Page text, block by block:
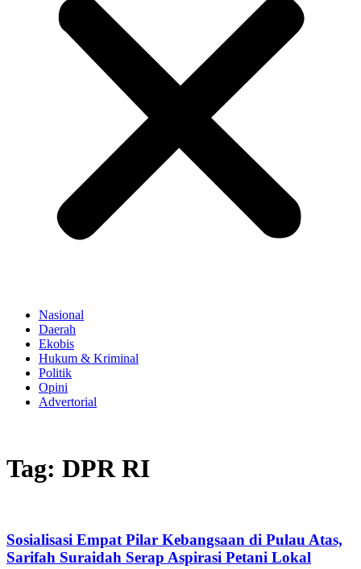
Nasional
Daerah
Ekobis
Hukum & Kriminal
Politik
Opini
Advertorial
Tag: DPR RI
Sosialisasi Empat Pilar Kebangsaan di Pulau Atas,
Sarifah Suraidah Serap Aspirasi Petani Lokal